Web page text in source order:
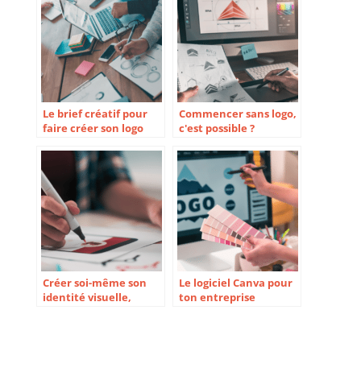
Le brief créatif pour
faire créer son logo
Commencer sans logo,
c'est possible ?
Créer soi-même son
identité visuelle,
Le logiciel Canva pour
ton entreprise